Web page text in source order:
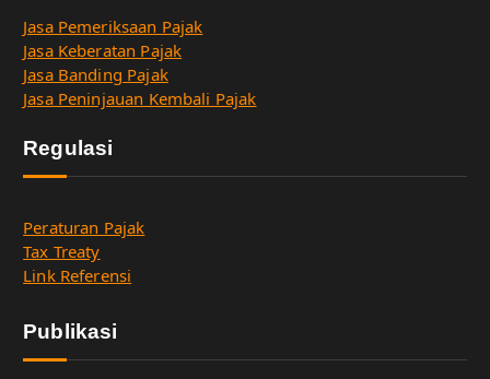
Jasa Pemeriksaan Pajak
Jasa Keberatan Pajak
Jasa Banding Pajak
Jasa Peninjauan Kembali Pajak
Regulasi
Peraturan Pajak
Tax Treaty
Link Referensi
Publikasi